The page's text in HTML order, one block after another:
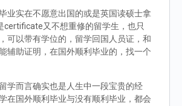
业实在不愿意出国的或是英国读硕士拿
certificate又不想重修的留学生，也只
可以带有学位的，留学回国人员证，和
辅助证明，在国外顺利毕业的，找一个
学而言确实也是人生中一段宝贵的经
在国外顺利毕业与没有顺利毕业，都会